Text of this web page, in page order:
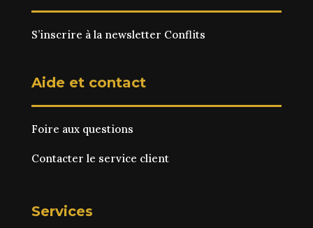
S’inscrire à la newsletter Conflits
Aide et contact
Foire aux questions
Contacter le service client
Services